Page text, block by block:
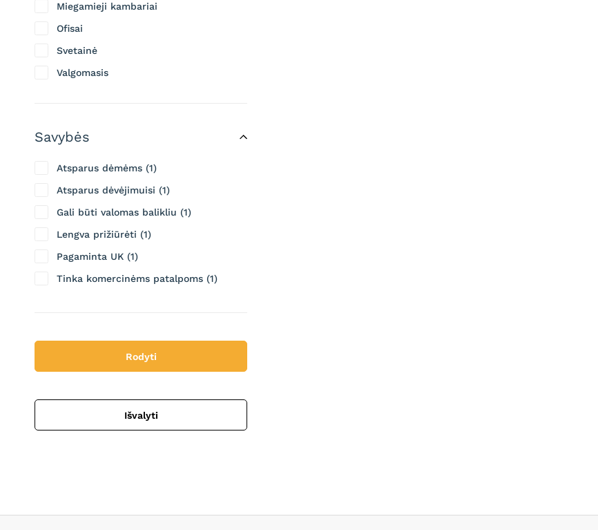
Miegamieji kambariai
Ofisai
Svetainė
Valgomasis
Savybės
Atsparus dėmėms
1
Atsparus dėvėjimuisi
1
Gali būti valomas balikliu
1
Lengva prižiūrėti
1
Pagaminta UK
1
Tinka komercinėms patalpoms
1
Rodyti
Išvalyti